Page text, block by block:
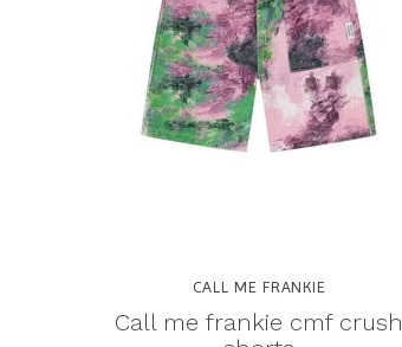
CALL ME FRANKIE
Call me frankie cmf crush